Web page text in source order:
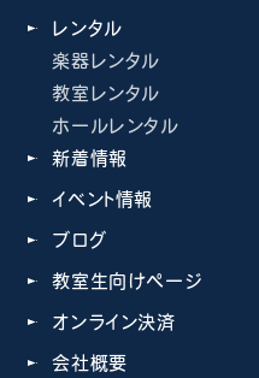
レンタル
楽器レンタル
教室レンタル
ホールレンタル
新着情報
イベント情報
ブログ
教室生向けページ
オンライン決済
会社概要